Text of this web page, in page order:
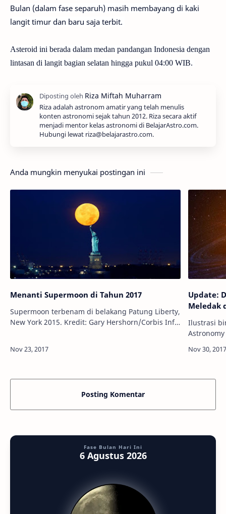
Bulan (dalam fase separuh) masih membayang di kaki
langit timur dan baru saja terbit.
Asteroid ini berada dalam medan pandangan Indonesia dengan
lintasan di langit bagian selatan hingga pukul 04:00 WIB.
Riza adalah astronom amatir yang telah menulis
konten astronomi sejak tahun 2012. Riza secara aktif
menjadi mentor kelas astronomi di BelajarAstro.com.
Hubungi lewat riza@belajarastro.com.
Anda mungkin menyukai postingan ini
Menanti Supermoon di Tahun 2017
Supermoon terbenam di belakang Patung Liberty,
New York 2015. Kredit: Gary Hershorn/Corbis Info
Update:
Meledak
Ilustrasi
malam
Posting Komentar
Fase Bulan Hari Ini
6 Agustus 2026